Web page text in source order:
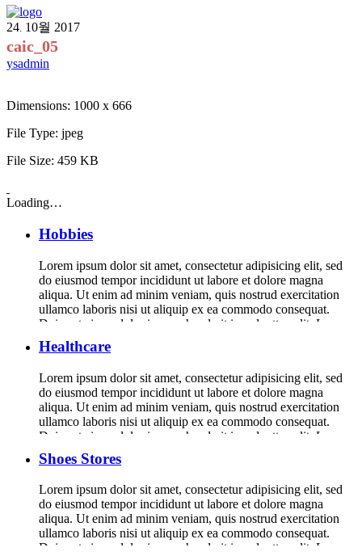
24. 10월 2017
caic_05
ysadmin
Dimensions: 1000 x 666
File Type: jpeg
File Size: 459 KB
Loading…
Hobbies
Lorem ipsum dolor sit amet, consectetur adipisicing elit, sed
do eiusmod tempor incididunt ut labore et dolore magna
aliqua. Ut enim ad minim veniam, quis nostrud exercitation
ullamco laboris nisi ut aliquip ex ea commodo consequat.
Duis aute irure dolor in reprehenderit in voluptte velit. Lorem
ipsum dolor sit amet, consectetur adipisicing elit, sed do […]
Healthcare
Lorem ipsum dolor sit amet, consectetur adipisicing elit, sed
do eiusmod tempor incididunt ut labore et dolore magna
aliqua. Ut enim ad minim veniam, quis nostrud exercitation
ullamco laboris nisi ut aliquip ex ea commodo consequat.
Duis aute irure dolor in reprehenderit in voluptte velit. Lorem
ipsum dolor sit amet, consectetur adipisicing elit, sed do […]
Shoes Stores
Lorem ipsum dolor sit amet, consectetur adipisicing elit, sed
do eiusmod tempor incididunt ut labore et dolore magna
aliqua. Ut enim ad minim veniam, quis nostrud exercitation
ullamco laboris nisi ut aliquip ex ea commodo consequat.
Duis aute irure dolor in reprehenderit in voluptte velit. Lorem